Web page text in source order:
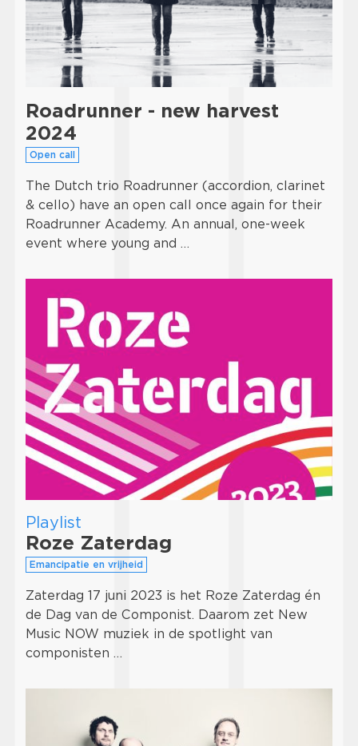
Roadrunner - new harvest
2024
Open call
The Dutch trio Roadrunner (accordion, clarinet
& cello) have an open call once again for their
Roadrunner Academy. An annual, one-week
event where young and …
Playlist
Roze Zaterdag
Emancipatie en vrijheid
Zaterdag 17 juni 2023 is het Roze Zaterdag én
de Dag van de Componist. Daarom zet New
Music NOW muziek in de spotlight van
componisten …